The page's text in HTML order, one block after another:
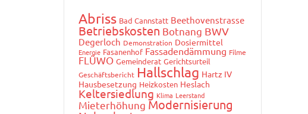
Abriss Bad Cannstatt Beethovenstrasse
Betriebskosten Botnang BWV
Degerloch Demonstration Dosiermittel
Energie Fasanenhof Fassadendämmung Filme
FLÜWO Gemeinderat Gerichtsurteil
Geschäftsbericht Hallschlag Hartz IV
Hausbesetzung Heizkosten Heslach
Keltersiedlung Klima Leerstand
Mieterhöhung Modernisierung